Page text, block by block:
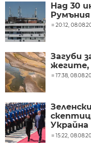
Над 30
20:12,
Загуби
17:38,
Украйна
15:22,